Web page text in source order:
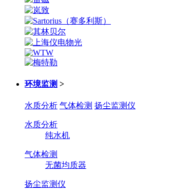
环境监测 >
水质分析 气体检测 扬尘监测仪
水质分析
纯水机
气体检测
无菌均质器
扬尘监测仪